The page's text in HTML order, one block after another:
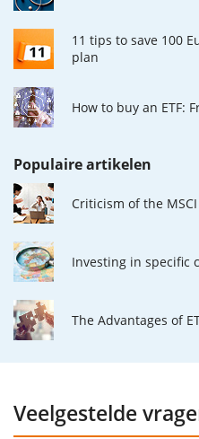
11 tips to save 100
plan
How to buy an ETF:
Populaire artikelen
Criticism of the
Investing in specific
The Advantages of
Veelgestelde